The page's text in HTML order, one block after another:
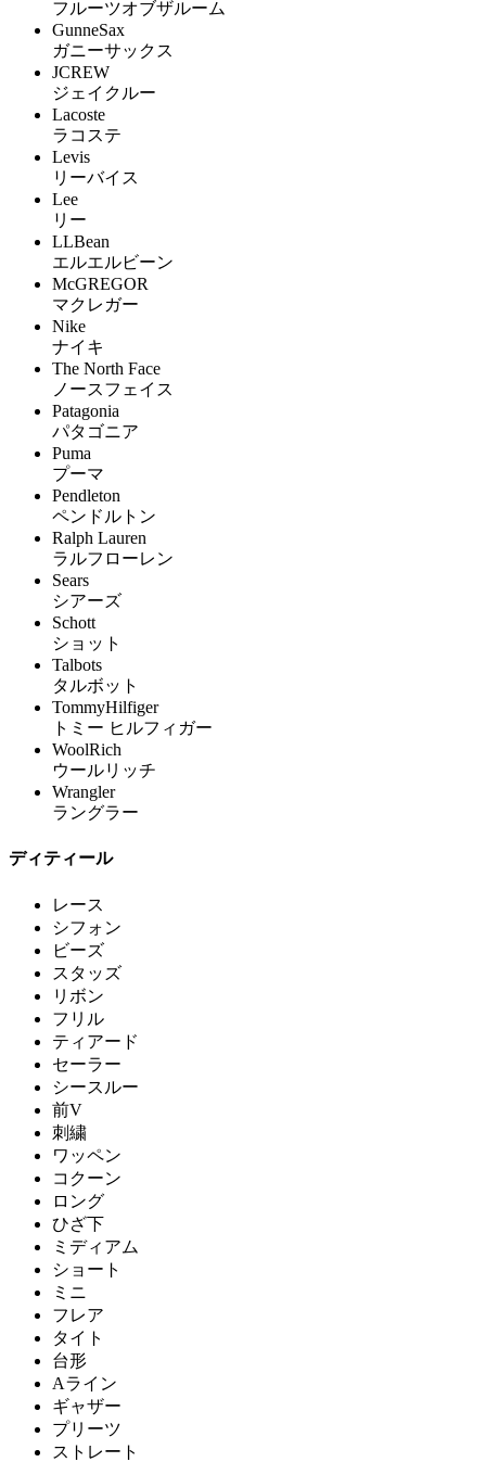
フルーツオブザルーム
GunneSax
ガニーサックス
JCREW
ジェイクルー
Lacoste
ラコステ
Levis
リーバイス
Lee
リー
LLBean
エルエルビーン
McGREGOR
マクレガー
Nike
ナイキ
The North Face
ノースフェイス
Patagonia
パタゴニア
Puma
プーマ
Pendleton
ペンドルトン
Ralph Lauren
ラルフローレン
Sears
シアーズ
Schott
ショット
Talbots
タルボット
TommyHilfiger
トミー ヒルフィガー
WoolRich
ウールリッチ
Wrangler
ラングラー
ディティール
レース
シフォン
ビーズ
スタッズ
リボン
フリル
ティアード
セーラー
シースルー
前V
刺繍
ワッペン
コクーン
ロング
ひざ下
ミディアム
ショート
ミニ
フレア
タイト
台形
Aライン
ギャザー
プリーツ
ストレート